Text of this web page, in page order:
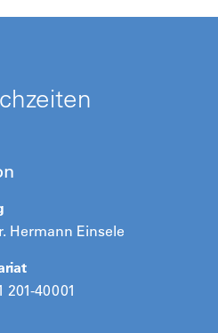
Hermann Einsele
201-40001